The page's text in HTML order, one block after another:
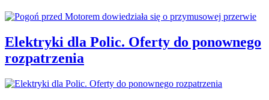
Elektryki dla Polic. Oferty do ponownego
rozpatrzenia